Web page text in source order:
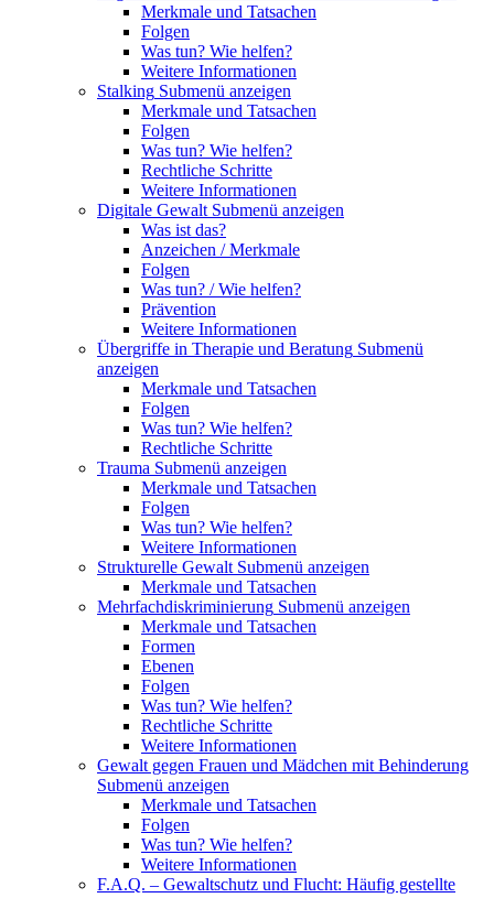
Merkmale und Tatsachen
Folgen
Was tun? Wie helfen?
Weitere Informationen
Stalking Submenü anzeigen
Merkmale und Tatsachen
Folgen
Was tun? Wie helfen?
Rechtliche Schritte
Weitere Informationen
Digitale Gewalt Submenü anzeigen
Was ist das?
Anzeichen / Merkmale
Folgen
Was tun? / Wie helfen?
Prävention
Weitere Informationen
Übergriffe in Therapie und Beratung Submenü
anzeigen
Merkmale und Tatsachen
Folgen
Was tun? Wie helfen?
Rechtliche Schritte
Trauma Submenü anzeigen
Merkmale und Tatsachen
Folgen
Was tun? Wie helfen?
Weitere Informationen
Strukturelle Gewalt Submenü anzeigen
Merkmale und Tatsachen
Mehrfachdiskriminierung Submenü anzeigen
Merkmale und Tatsachen
Formen
Ebenen
Folgen
Was tun? Wie helfen?
Rechtliche Schritte
Weitere Informationen
Gewalt gegen Frauen und Mädchen mit Behinderung
Submenü anzeigen
Merkmale und Tatsachen
Folgen
Was tun? Wie helfen?
Weitere Informationen
F.A.Q. – Gewaltschutz und Flucht: Häufig gestellte